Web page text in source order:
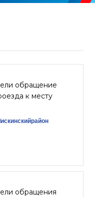
обращение
к месту
обращения